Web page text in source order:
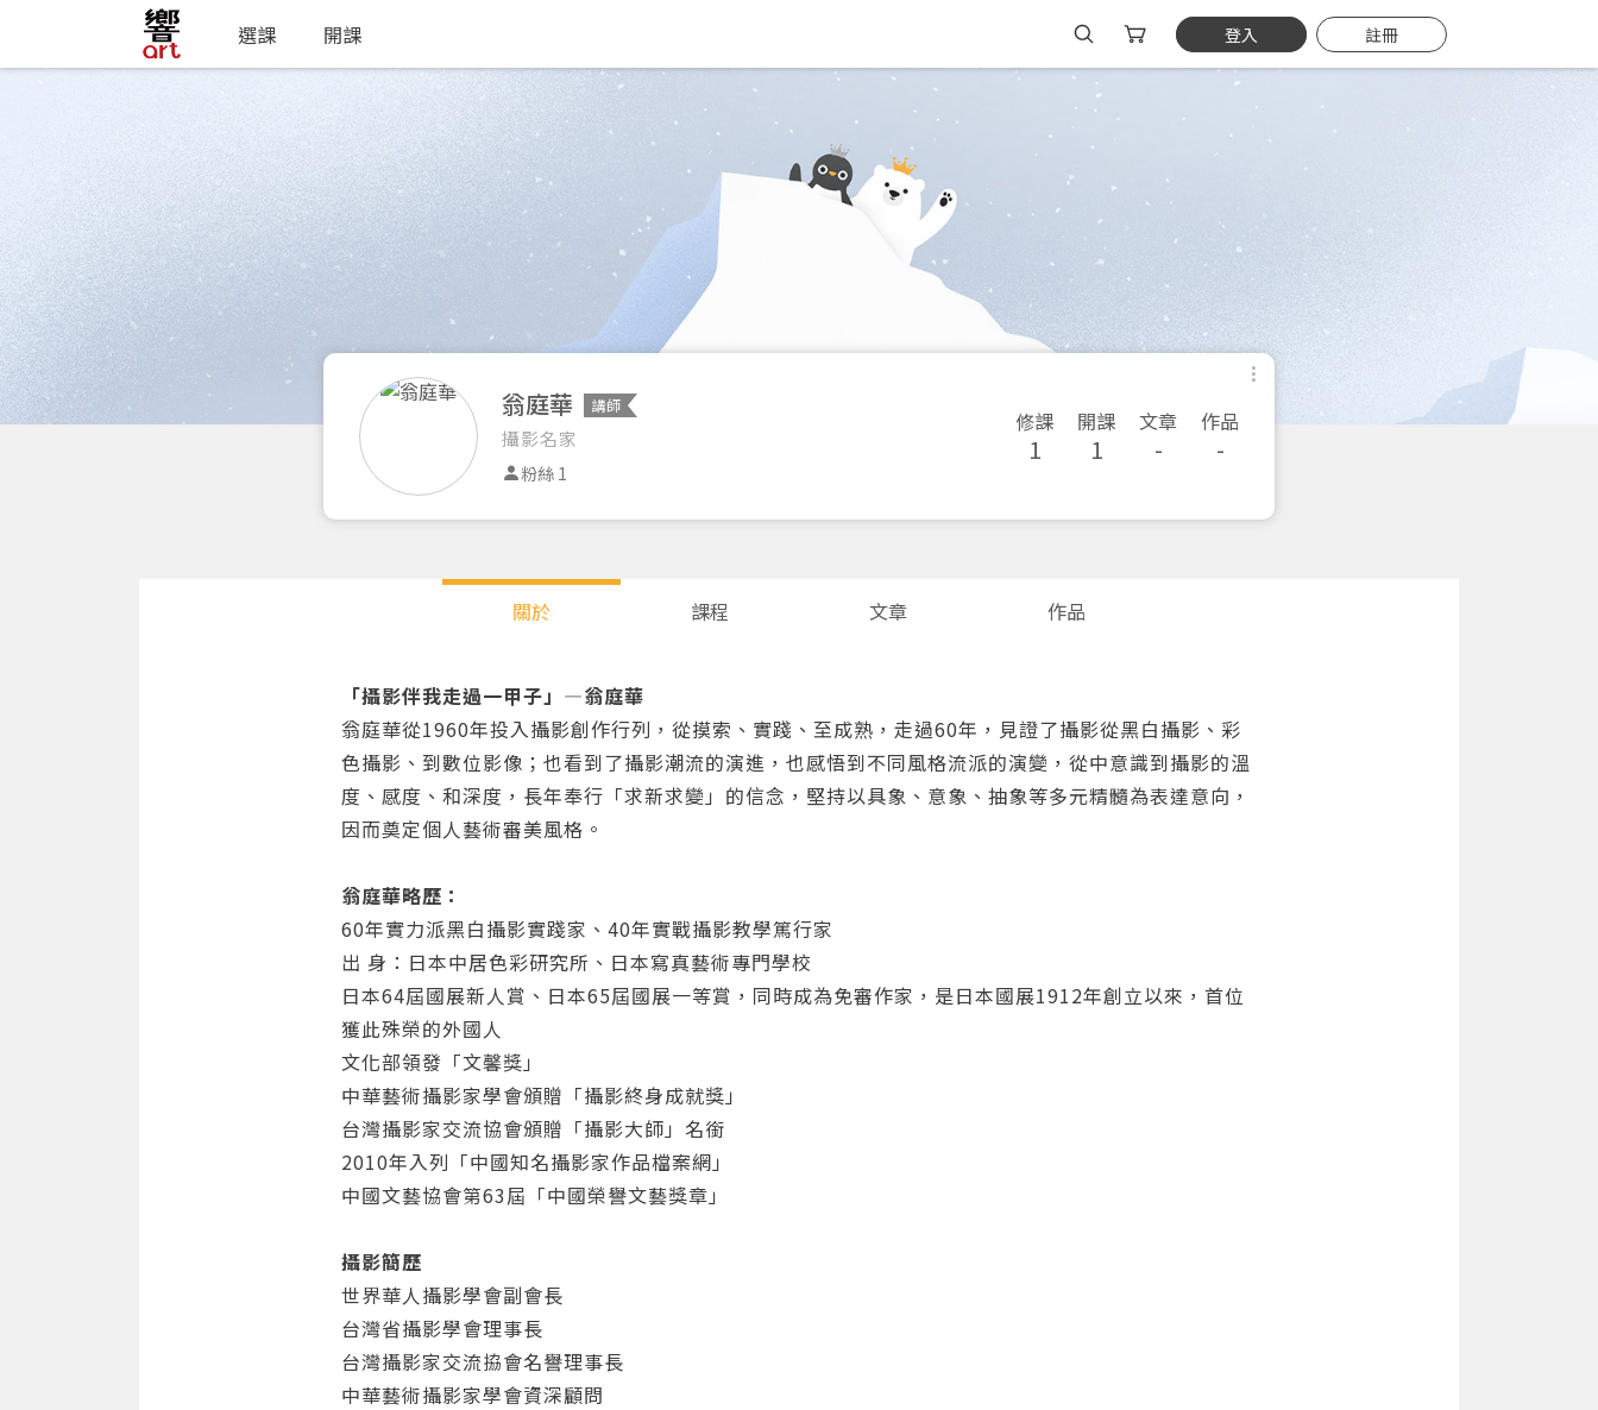
選課 開課 登入 註冊
翁庭華 講師
攝影名家
粉絲 1
修課
1
開課
1
文章
-
作品
-
關於 課程 文章 作品
「攝影伴我走過一甲子」—翁庭華
翁庭華從1960年投入攝影創作行列，從摸索、實踐、至成熟，走過60年，見證了攝影從黑白攝影、彩
色攝影、到數位影像；也看到了攝影潮流的演進，也感悟到不同風格流派的演變，從中意識到攝影的溫
度、感度、和深度，長年奉行「求新求變」的信念，堅持以具象、意象、抽象等多元精髓為表達意向，
因而奠定個人藝術審美風格。
翁庭華略歷：
60年實力派黑白攝影實踐家、40年實戰攝影教學篤行家
出 身：日本中居色彩研究所、日本寫真藝術專門學校
日本64屆國展新人賞、日本65屆國展一等賞，同時成為免審作家，是日本國展1912年創立以來，首位
獲此殊榮的外國人
文化部領發「文馨獎」
中華藝術攝影家學會頒贈「攝影終身成就獎」
台灣攝影家交流協會頒贈「攝影大師」名銜
2010年入列「中國知名攝影家作品檔案網」
中國文藝協會第63屆「中國榮譽文藝獎章」
攝影簡歷
世界華人攝影學會副會長
台灣省攝影學會理事長
台灣攝影家交流拹會名譽理事長
中華藝術攝影家學會資深顧問